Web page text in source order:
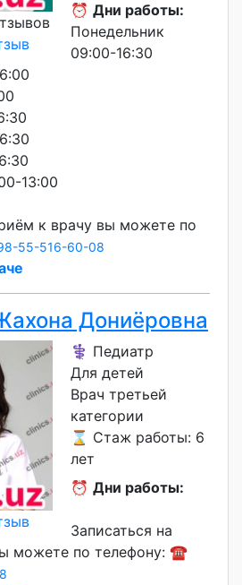
⏰ Дни работы:
Понедельник
09:00-16:30
13:00
к врачу вы можете по
55-516-60-08
Дониёровна
⚕️ Педиатр
Для детей
Врач третьей
категории
⌛ Стаж работы: 6
лет
⏰ Дни работы:
Записаться на
можете по телефону: ☎️